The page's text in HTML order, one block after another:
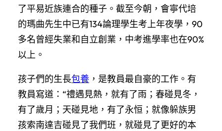
了平易近族連合的種子。截至今朝，會寧代培
的瑪曲先生中已有134論理學生考上年夜學，90
多名曾經失業和自立創業，中考進學率也在90%
以上。
孩子們的生長包養 ，是教員最自豪的工作。有
教員寫道：“禮遇見熱，就有了雨；春碰見冬，
有了歲月；天碰見地，有了永恒；就像躲族男
孩索南達吉碰見了我們班，就碰見了更好的本